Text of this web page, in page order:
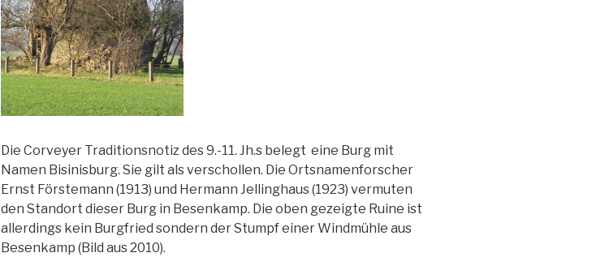
Die Corveyer Traditionsnotiz des 9.-11. Jh.s belegt eine Burg mit
Namen Bisinisburg. Sie gilt als verschollen. Die Ortsnamenforscher
Ernst Förstemann (1913) und Hermann Jellinghaus (1923) vermuten
den Standort dieser Burg in Besenkamp. Die oben gezeigte Ruine ist
allerdings kein Burgfried sondern der Stumpf einer Windmühle aus
Besenkamp (Bild aus 2010).